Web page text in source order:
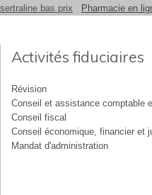
sertraline bas prix
Pharmacie en
Activités fiduciaires
Révision
Conseil et assistance comptable
Conseil fiscal
Conseil économique, financier et
Mandat d'administration